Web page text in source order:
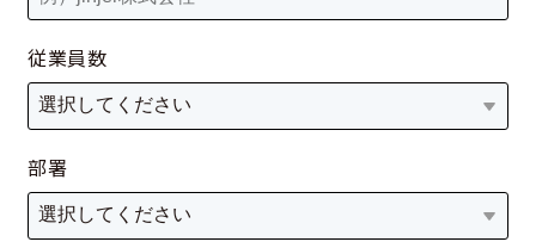
従業員数
部署